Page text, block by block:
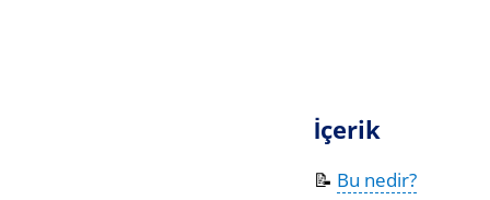
İçerik
📝 Bu nedir?